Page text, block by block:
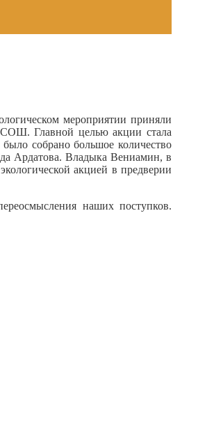
мероприятии приняли
СОШ. Главной целью акции стала
собрано большое количество
Ардатова. Владыка Вениамин, в
акцией в предверии
наших поступков.